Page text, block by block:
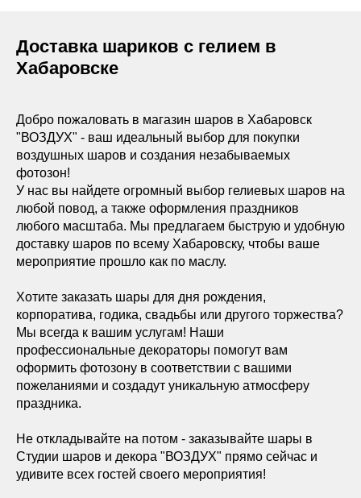
Доставка шариков с гелием в
Хабаровске
Добро пожаловать в магазин шаров в Хабаровск
"ВОЗДУХ" - ваш идеальный выбор для покупки
воздушных шаров и создания незабываемых
фотозон!
У нас вы найдете огромный выбор гелиевых шаров на
любой повод, а также оформления праздников
любого масштаба. Мы предлагаем быструю и удобную
доставку шаров по всему Хабаровску, чтобы ваше
мероприятие прошло как по маслу.
Хотите заказать шары для дня рождения,
корпоратива, годика, свадьбы или другого торжества?
Мы всегда к вашим услугам! Наши
профессиональные декораторы помогут вам
оформить фотозону в соответствии с вашими
пожеланиями и создадут уникальную атмосферу
праздника.
Не откладывайте на потом - заказывайте шары в
Студии шаров и декора "ВОЗДУХ" прямо сейчас и
удивите всех гостей своего мероприятия!